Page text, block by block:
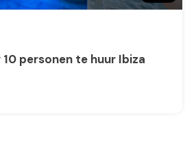
personen te huur Ibiza